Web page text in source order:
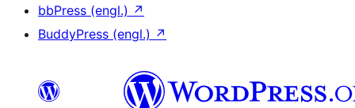
bbPress (engl.) ↗
BuddyPress (engl.) ↗